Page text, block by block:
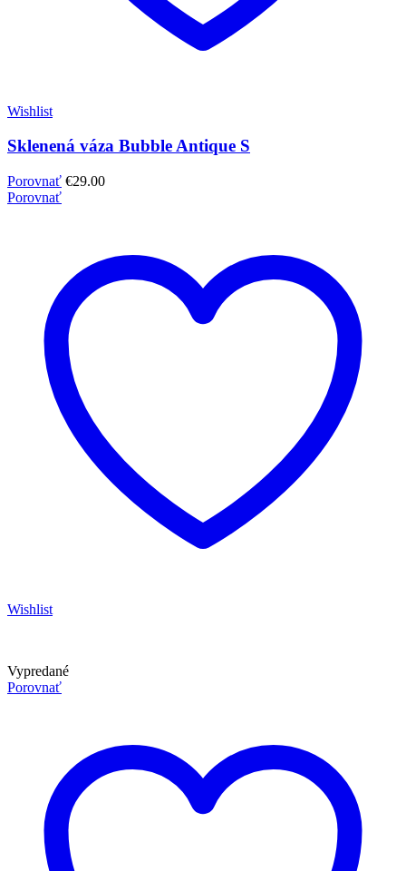
Wishlist
Sklenená váza Bubble Antique S
Porovnať €29.00
Porovnať
Wishlist
Vypredané
Porovnať
NEVYHNUTNE POTREBNÉ VÝKONNOSŤ
CIELENIE NEKLASIFIKOVANÉ
ZOBRAZIŤ PODROBNOSTI